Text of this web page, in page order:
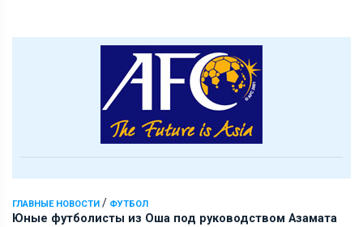
ГЛАВНЫЕ НОВОСТИ / ФУТБОЛ
Юные футболисты из Оша под руководством Азамата